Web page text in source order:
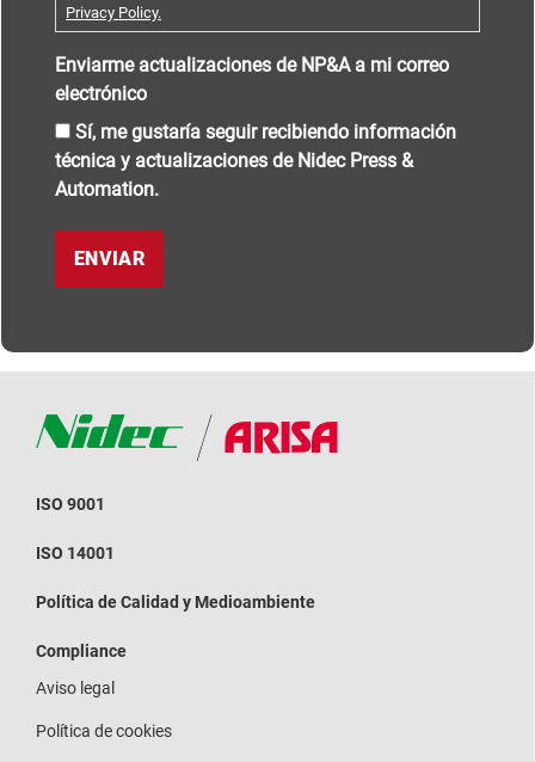
Privacy Policy.
Enviarme actualizaciones de NP&A a mi correo
electrónico
Sí, me gustaría seguir recibiendo información
técnica y actualizaciones de Nidec Press &
Automation.
ISO 9001
ISO 14001
Política de Calidad y Medioambiente
Compliance
Aviso legal
Política de cookies